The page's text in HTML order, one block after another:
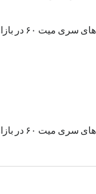
مطابق آمار
مطابق آمار